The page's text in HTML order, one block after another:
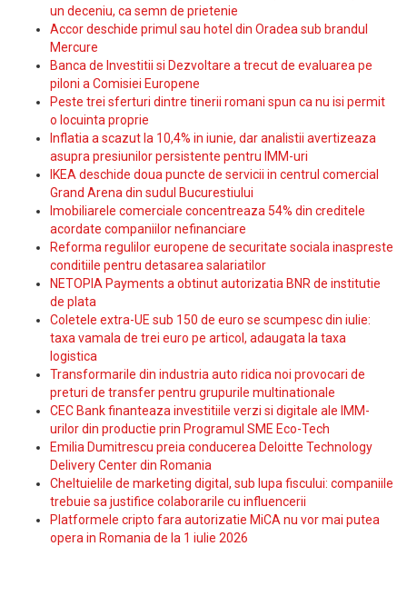
un deceniu, ca semn de prietenie
Accor deschide primul sau hotel din Oradea sub brandul
Mercure
Banca de Investitii si Dezvoltare a trecut de evaluarea pe
piloni a Comisiei Europene
Peste trei sferturi dintre tinerii romani spun ca nu isi permit
o locuinta proprie
Inflatia a scazut la 10,4% in iunie, dar analistii avertizeaza
asupra presiunilor persistente pentru IMM-uri
IKEA deschide doua puncte de servicii in centrul comercial
Grand Arena din sudul Bucurestiului
Imobiliarele comerciale concentreaza 54% din creditele
acordate companiilor nefinanciare
Reforma regulilor europene de securitate sociala inaspreste
conditiile pentru detasarea salariatilor
NETOPIA Payments a obtinut autorizatia BNR de institutie
de plata
Coletele extra-UE sub 150 de euro se scumpesc din iulie:
taxa vamala de trei euro pe articol, adaugata la taxa
logistica
Transformarile din industria auto ridica noi provocari de
preturi de transfer pentru grupurile multinationale
CEC Bank finanteaza investitiile verzi si digitale ale IMM-
urilor din productie prin Programul SME Eco-Tech
Emilia Dumitrescu preia conducerea Deloitte Technology
Delivery Center din Romania
Cheltuielile de marketing digital, sub lupa fiscului: companiile
trebuie sa justifice colaborarile cu influencerii
Platformele cripto fara autorizatie MiCA nu vor mai putea
opera in Romania de la 1 iulie 2026